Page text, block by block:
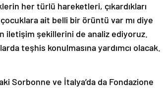
her türlü hareketleri, çıkardıkları
ait belli bir örüntü var mı diye
iletişim şekillerini de analiz ediyoruz.
teşhis konulmasına yardımcı olacak.
Sorbonne ve İtalya’da da Fondazione